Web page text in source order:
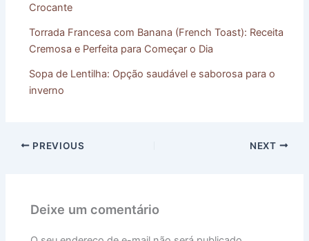
Crocante
Torrada Francesa com Banana (French Toast): Receita
Cremosa e Perfeita para Começar o Dia
Sopa de Lentilha: Opção saudável e saborosa para o
inverno
PREVIOUS NEXT
Deixe um comentário